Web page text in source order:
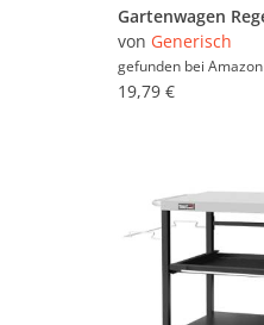
von Generisch
gefunden bei Amazon
19,79 €